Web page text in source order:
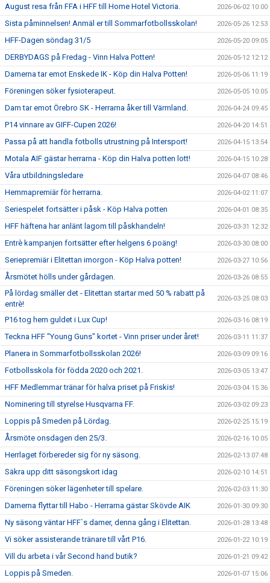
August resa från FFA i HFF till Home Hotel Victoria. 2026-06-02 10:00
Sista påminnelsen! Anmäl er till Sommarfotbollsskolan! 2026-05-26 12:53
HFF-Dagen söndag 31/5 2026-05-20 09:05
DERBYDAGS på Fredag - Vinn Halva Potten! 2026-05-12 12:12
Damerna tar emot Enskede IK - Köp din Halva Potten! 2026-05-06 11:19
Föreningen söker fysioterapeut. 2026-05-05 10:05
Dam tar emot Örebro SK - Herrarna åker till Värmland. 2026-04-24 09:45
P14 vinnare av GIFF-Cupen 2026! 2026-04-20 14:51
Passa på att handla fotbolls utrustning på Intersport! 2026-04-15 13:54
Motala AIF gästar herrarna - Köp din Halva potten lott! 2026-04-15 10:28
Våra utbildningsledare 2026-04-07 08:46
Hemmapremiär för herrarna. 2026-04-02 11:07
Seriespelet fortsätter i påsk - Köp Halva potten 2026-04-01 08:35
HFF häftena har anlänt lagom till påskhandeln! 2026-03-31 12:32
Entrè kampanjen fortsätter efter helgens 6 poäng! 2026-03-30 08:00
Seriepremiär i Elitettan imorgon - Köp Halva potten! 2026-03-27 10:56
Årsmötet hölls under gårdagen. 2026-03-26 08:55
På lördag smäller det - Elitettan startar med 50 % rabatt på
entrè!
2026-03-25 08:03
P16 tog hem guldet i Lux Cup! 2026-03-16 08:19
Teckna HFF "Young Guns" kortet - Vinn priser under året! 2026-03-11 11:37
Planera in Sommarfotbollsskolan 2026! 2026-03-09 09:16
Fotbollsskola för födda 2020 och 2021. 2026-03-05 13:47
HFF Medlemmar tränar för halva priset på Friskis! 2026-03-04 15:36
Nominering till styrelse Husqvarna FF. 2026-03-02 09:23
Loppis på Smeden på Lördag. 2026-02-25 15:19
Årsmöte onsdagen den 25/3. 2026-02-16 10:05
Herrlaget förbereder sig för ny säsong. 2026-02-13 07:48
Säkra upp ditt säsongskort idag 2026-02-10 14:51
Föreningen söker lägenheter till spelare. 2026-02-03 11:30
Damerna flyttar till Habo - Herrarna gästar Skövde AIK 2026-01-30 09:30
Ny säsong väntar HFF`s damer, denna gång i Elitettan. 2026-01-28 13:48
Vi söker assisterande tränare till vårt P16. 2026-01-22 10:19
Vill du arbeta i vår Second hand butik? 2026-01-21 09:42
Loppis på Smeden. 2026-01-07 15:06